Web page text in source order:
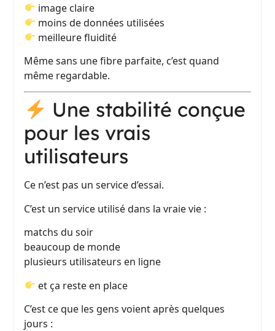
image claire
moins de données utilisées
meilleure fluidité
Même sans une fibre parfaite, c’est quand
même regardable.
Une stabilité conçue
pour les vrais
utilisateurs
Ce n’est pas un service d’essai.
C’est un service utilisé dans la vraie vie :
matchs du soir
beaucoup de monde
plusieurs utilisateurs en ligne
et ça reste en place
C’est ce que les gens voient après quelques
jours :